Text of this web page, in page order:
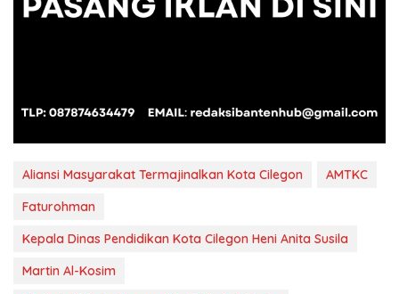
Aliansi Masyarakat Termajinalkan Kota Cilegon
AMTKC
Faturohman
Kepala Dinas Pendidikan Kota Cilegon Heni Anita Susila
Martin Al-Kosim